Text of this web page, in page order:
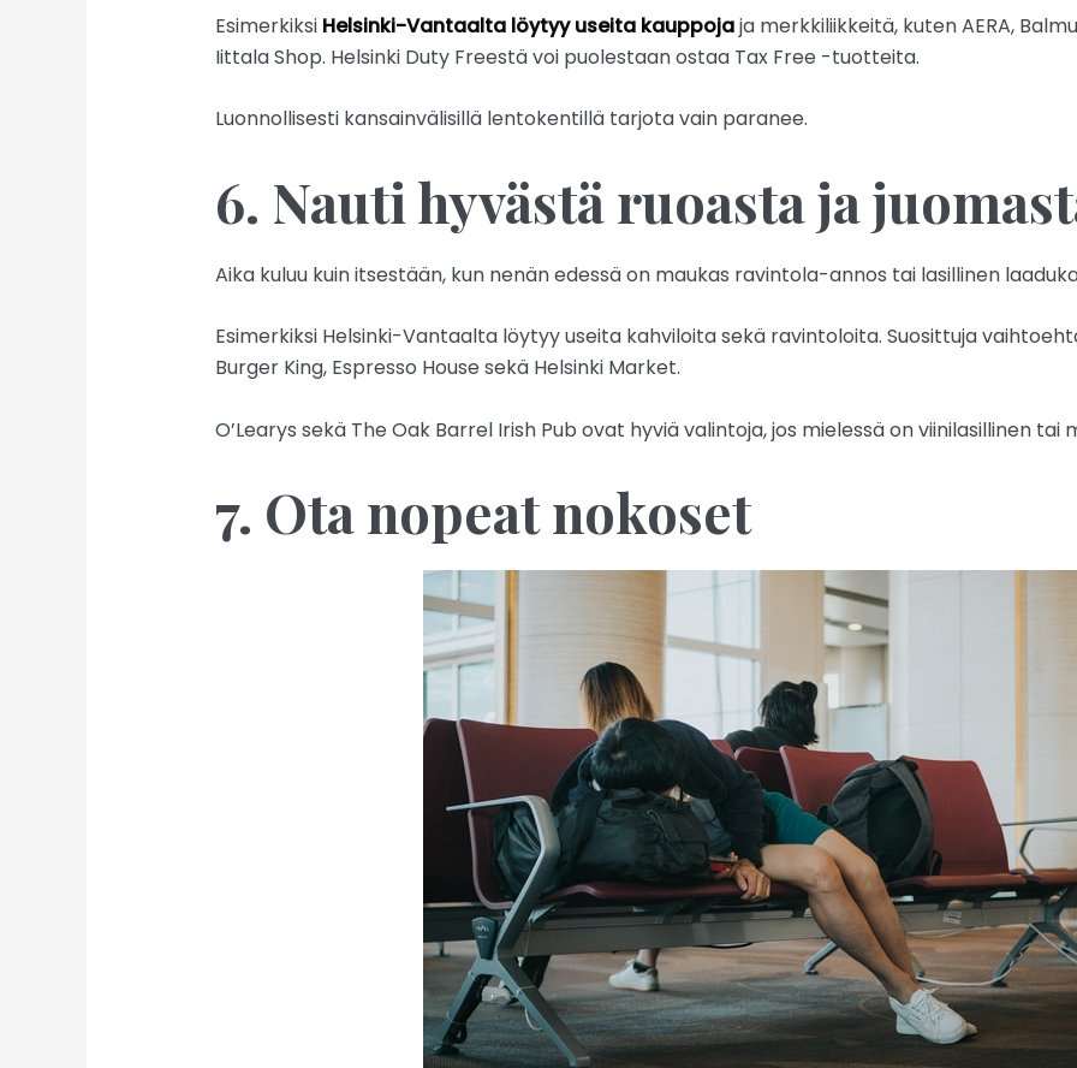
Esimerkiksi Helsinki-Vantaalta löytyy useita kauppojaja merkkiliikkeitä, kuten AERA,
Iittala Shop. Helsinki Duty Freestä voi puolestaan ostaa Tax Free -tuotteita.
Luonnollisesti kansainvälisillä lentokentillä tarjota vain paranee.
6. Nauti hyvästä ruoasta ja
Aika kuluu kuin itsestään, kun nenän edessä on maukas ravintola-annos tai lasillinen
Esimerkiksi Helsinki-Vantaalta löytyy useita kahviloita sekä ravintoloita. Suosittuja
Burger King, Espresso House sekä Helsinki Market.
O’Learys sekä The Oak Barrel Irish Pub ovat hyviä valintoja, jos mielessä on viinilasillinen tai
7. Ota nopeat nokoset